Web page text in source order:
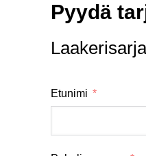
Pyydä
Etunimi